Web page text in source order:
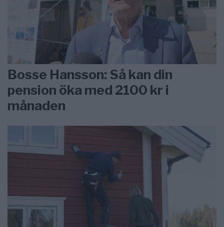
Bosse Hansson: Så kan din
pension öka med 2100 kr i
månaden